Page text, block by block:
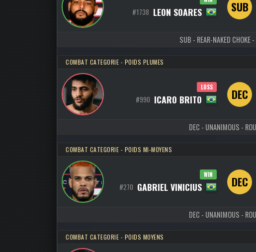
#1738 LEON SOARES SUB
SUB - REAR-NAKED CHOKE
COMBAT CATEGORIE - POIDS PLUMES
LOSS
#990 ICARO BRITO DEC
DEC - UNANIMOUS -
COMBAT CATEGORIE - POIDS MI-MOYENS
WIN
#270 GABRIEL VINICIUS DEC
DEC - UNANIMOUS -
COMBAT CATEGORIE - POIDS MOYENS